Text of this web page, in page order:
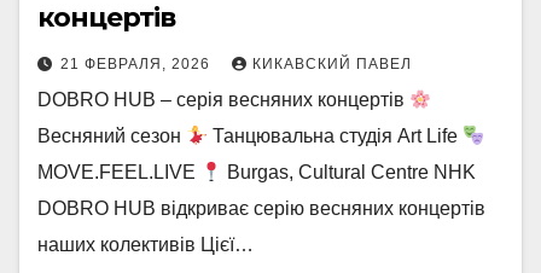
концертів
21 ФЕВРАЛЯ, 2026 КИКАВСКИЙ ПАВЕЛ
DOBRO HUB – серія весняних концертів
Весняний сезон
Танцювальна студія Art Life
MOVE.FEEL.LIVE
Burgas, Cultural Centre NHK
DOBRO HUB відкриває серію весняних концертів
наших колективів Цієї…